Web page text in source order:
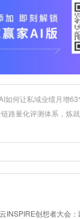
如何让私域业绩月增
路量化评测体系，炼
创想者大会：以AI重构消费者